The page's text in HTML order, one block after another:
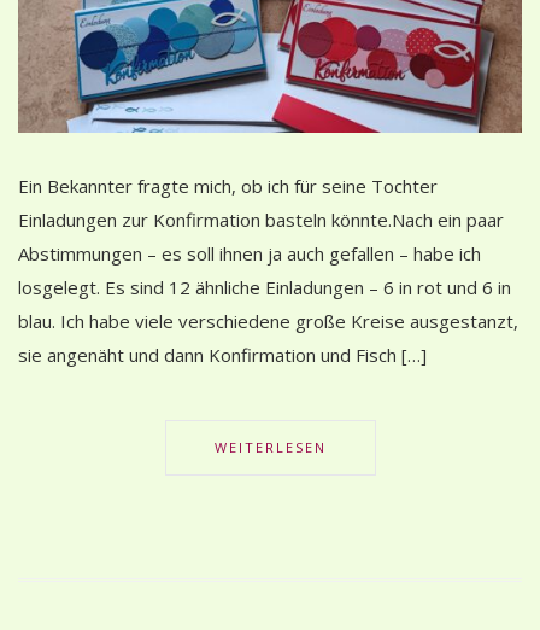
Ein Bekannter fragte mich, ob ich für seine Tochter
Einladungen zur Konfirmation basteln könnte.Nach ein paar
Abstimmungen – es soll ihnen ja auch gefallen – habe ich
losgelegt. Es sind 12 ähnliche Einladungen – 6 in rot und 6 in
blau. Ich habe viele verschiedene große Kreise ausgestanzt,
sie angenäht und dann Konfirmation und Fisch […]
WEITERLESEN